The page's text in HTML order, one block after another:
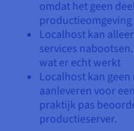
omdat het geen
productieomgeving
Localhost kan
services
wat er echt werkt
Localhost kan
aanleveren voor
praktijk pas
productieserver.